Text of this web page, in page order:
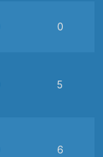
0
5
6